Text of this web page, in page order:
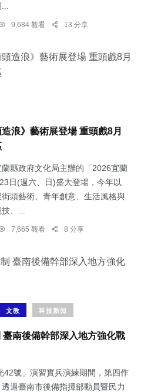
9,684 觀看 13 分享
浪》藝術展登場 重頭戲8月
蘭縣政府文化局主辦的「2026宜蘭
日(週六、日)盛大登場，今年以
街頭藝術、青年創意、生活風格與
、...
7,665 觀看 8 分享
文教 科技新知
南後備幹部深入地方強化戰
42號」演習實兵演練期間，第四作
過臺南市後備指揮部動員暨民力